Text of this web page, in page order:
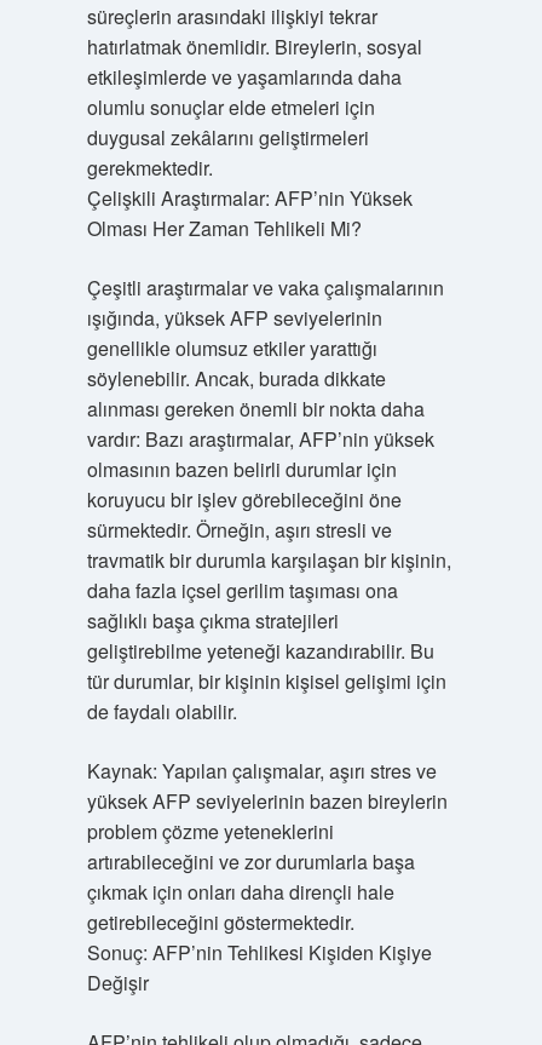
süreçlerin arasındaki ilişkiyi tekrar
hatırlatmak önemlidir. Bireylerin, sosyal
etkileşimlerde ve yaşamlarında daha
olumlu sonuçlar elde etmeleri için
duygusal zekâlarını geliştirmeleri
gerekmektedir.
Çelişkili Araştırmalar: AFP’nin Yüksek
Olması Her Zaman Tehlikeli Mi?
Çeşitli araştırmalar ve vaka çalışmalarının
ışığında, yüksek AFP seviyelerinin
genellikle olumsuz etkiler yarattığı
söylenebilir. Ancak, burada dikkate
alınması gereken önemli bir nokta daha
vardır: Bazı araştırmalar, AFP’nin yüksek
olmasının bazen belirli durumlar için
koruyucu bir işlev görebileceğini öne
sürmektedir. Örneğin, aşırı stresli ve
travmatik bir durumla karşılaşan bir kişinin,
daha fazla içsel gerilim taşıması ona
sağlıklı başa çıkma stratejileri
geliştirebilme yeteneği kazandırabilir. Bu
tür durumlar, bir kişinin kişisel gelişimi için
de faydalı olabilir.
Kaynak: Yapılan çalışmalar, aşırı stres ve
yüksek AFP seviyelerinin bazen bireylerin
problem çözme yeteneklerini
artırabileceğini ve zor durumlarla başa
çıkmak için onları daha dirençli hale
getirebileceğini göstermektedir.
Sonuç: AFP’nin Tehlikesi Kişiden Kişiye
Değişir